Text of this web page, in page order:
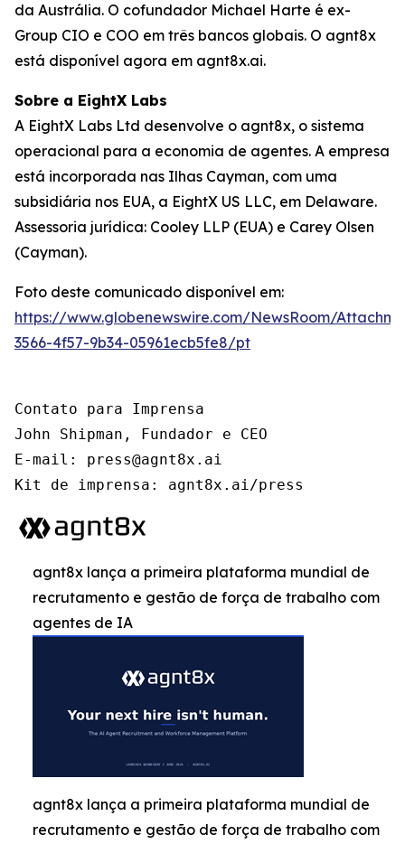
da Austrália. O cofundador Michael Harte é ex-
Group CIO e COO em três bancos globais. O agnt8x
está disponível agora em agnt8x.ai.
Sobre a EightX Labs
A EightX Labs Ltd desenvolve o agnt8x, o sistema
operacional para a economia de agentes. A empresa
está incorporada nas Ilhas Cayman, com uma
subsidiária nos EUA, a EightX US LLC, em Delaware.
Assessoria jurídica: Cooley LLP (EUA) e Carey Olsen
(Cayman).
Foto deste comunicado disponível em:
https://www.globenewswire.com/NewsRoom/
3566-4f57-9b34-05961ecb5fe8/pt
Contato para Imprensa
John Shipman, Fundador e CEO
E-mail: press@agnt8x.ai
Kit de imprensa: agnt8x.ai/press
agnt8x lança a primeira plataforma mundial de
recrutamento e gestão de força de trabalho com
agentes de IA
agnt8x lança a primeira plataforma mundial de
recrutamento e gestão de força de trabalho com